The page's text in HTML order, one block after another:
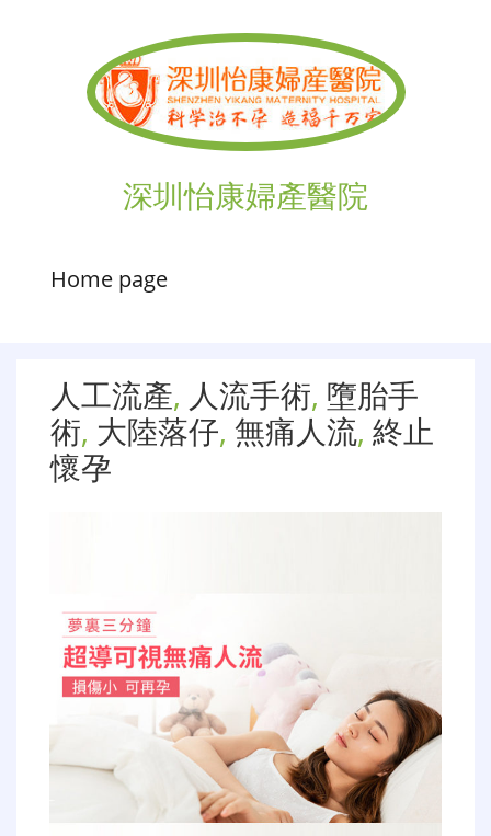
深圳怡康婦產醫院
Home page
人工流產, 人流手術, 墮胎手
術, 大陸落仔, 無痛人流, 終止
懷孕